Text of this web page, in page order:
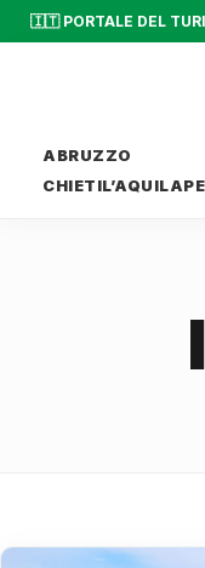
🇮🇹 PORTALE DEL
ABRUZZO
CHIETIL’AQUILA